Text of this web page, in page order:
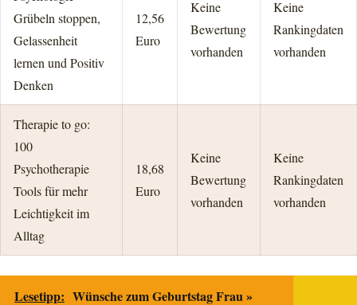
Grübeln stoppen,
Gelassenheit
lernen und Positiv
Denken
12,56
Euro
Keine
Bewertung
vorhanden
Keine
Rankingdaten
vorhanden
Therapie to go:
100
Psychotherapie
Tools für mehr
Leichtigkeit im
Alltag
18,68
Euro
Keine
Bewertung
vorhanden
Keine
Rankingdaten
vorhanden
Lesetipp: Wünsche zum Geburtstag Frau »